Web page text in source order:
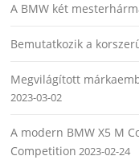
A BMW két
Bemutatkozik a
Megvilágított
2023-03-02
A modern BMW X5 M
Competition 2023-02-24